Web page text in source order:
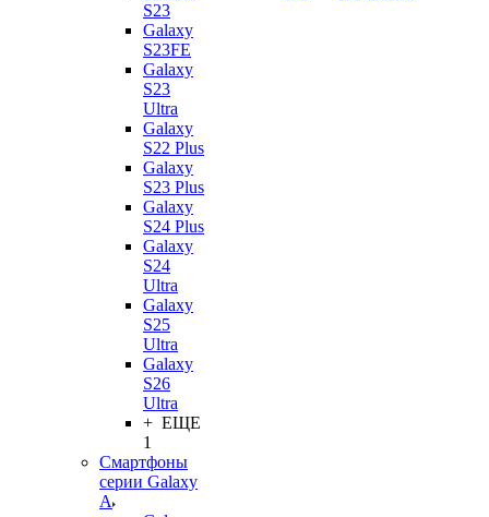
S23
Galaxy
S23FE
Galaxy
S23
Ultra
Galaxy
S22 Plus
Galaxy
S23 Plus
Galaxy
S24 Plus
Galaxy
S24
Ultra
Galaxy
S25
Ultra
Galaxy
S26
Ultra
+ ЕЩЕ
1
Смартфоны
серии Galaxy
A